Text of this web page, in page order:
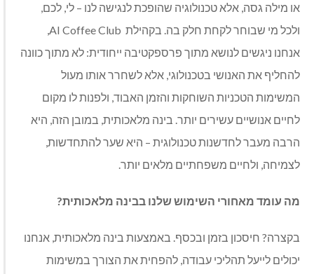
או מילה גסה, אלא טכנולוגיה שהופכת לנגישה לנו – לי, לכם,
ולכל מי שבוחר לקחת חלק בה. בקהילת
AI Coffee Club,
אנחנו ניגשים לנושא מתוך פרספקטיבה ייחודית: לא מתוך כוונה
להחליף את האנושי בטכנולוגי, אלא לשחרר אותו מעול
המשימות הטכניות השוחקות והזמן האבוד, ולפנות לו מקום
לחיים אנושיים עשירים יותר. בינה מלאכותית, במובן הזה, היא
הרבה מעבר לחדשנות טכנולוגית – היא שער להתחדשות,
לצמיחה, ולחיים משפחתיים מלאים יותר.
מה עומד מאחורי השימוש שלנו בבינה מלאכותית?
בקצרה? חיסכון בזמן ובכסף. באמצעות בינה מלאכותית, אנחנו
יכולים לייעל תהליכי עבודה, להפחית את הצורך במשימות